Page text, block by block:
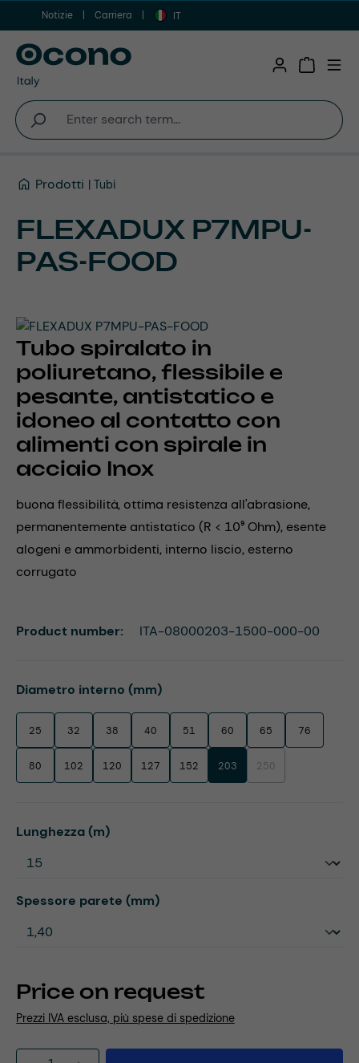
Vai al contenuto principale
Notizie Carriera IT
Prodotti Tubi
FLEXADUX P7MPU-
PAS-FOOD
Tubo spiralato in
poliuretano, flessibile e
pesante, antistatico e
idoneo al contatto con
alimenti con spirale in
acciaio Inox
buona flessibilità, ottima resistenza all'abrasione,
permanentemente antistatico (R < 10⁹ Ohm), esente
alogeni e ammorbidenti, interno liscio, esterno
corrugato
Price on request
Prezzi IVA esclusa, più spese di spedizione
Select
Diametro interno (mm)
25 32 38 40 51 60 65 76
80 102 120 127 152 203 250(This option is
Select
Lunghezza (m)
Select
Spessore parete (mm)
Product number: ITA-08000203-1500-000-00